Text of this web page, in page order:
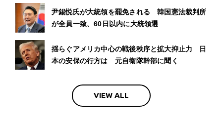
尹錫悦氏が大統領を罷免される 韓国憲法裁判所
が全員一致、60日以内に大統領選
揺らぐアメリカ中心の戦後秩序と拡大抑止力 日
本の安保の行方は 元自衛隊幹部に聞く
VIEW ALL